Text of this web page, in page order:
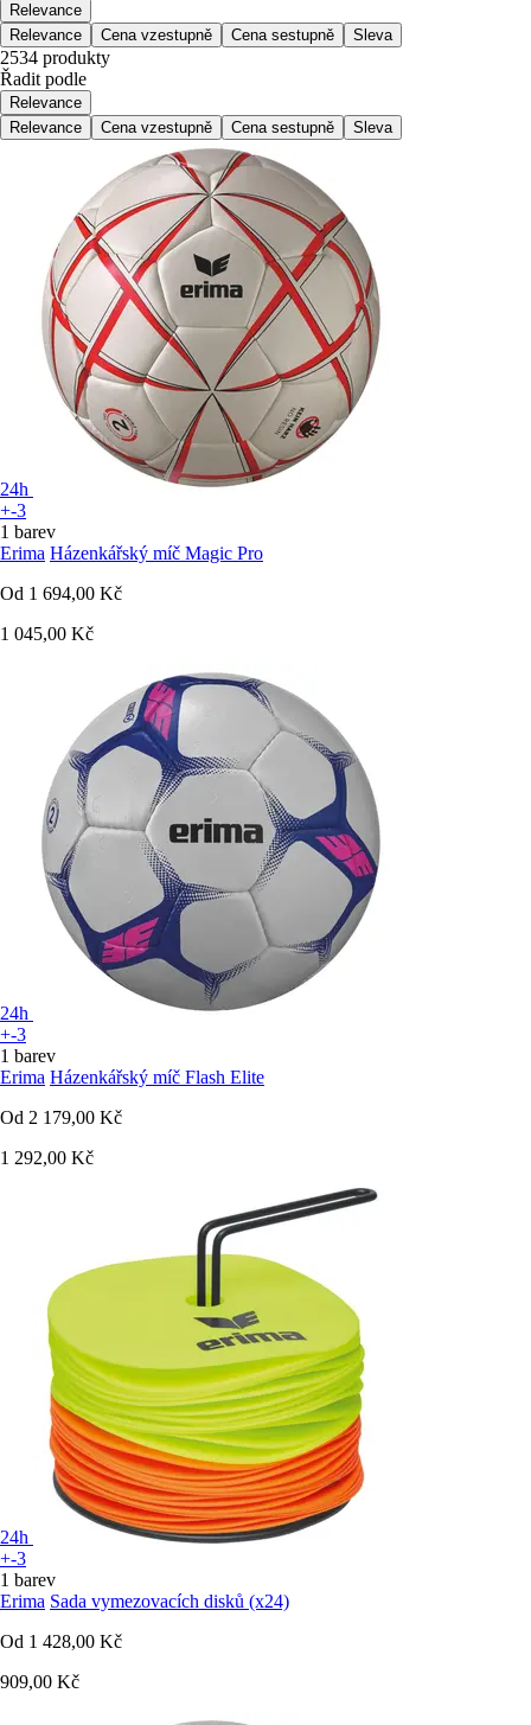
Relevance
Relevance
Cena vzestupně Cena sestupně Sleva
2534 produkty
Řadit podle
Relevance
Relevance
Cena vzestupně Cena sestupně Sleva
24h
+-3
1 barev
Erima Házenkářský míč Magic Pro
Od 1 694,00 Kč
1 045,00 Kč
24h
+-3
1 barev
Erima Házenkářský míč Flash Elite
Od 2 179,00 Kč
1 292,00 Kč
24h
+-3
1 barev
Erima Sada vymezovacích disků (x24)
Od 1 428,00 Kč
909,00 Kč